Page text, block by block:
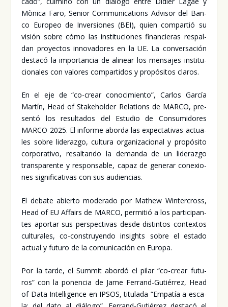
Mòni­ca Faro, Senior Com­mu­ni­ca­tions Advi­sor del Ban­
co Euro­peo de Inver­sio­nes (BEI), quien com­par­tió su
visión sobre cómo las ins­ti­tu­cio­nes finan­cie­ras res­pal­
dan pro­yec­tos inno­va­do­res en la UE. La con­ver­sa­ción
des­ta­có la impor­tan­cia de ali­near los men­sa­jes ins­ti­tu­
cio­na­les con valo­res com­par­ti­dos y pro­pó­si­tos cla­ros.
En el eje de “co-crear cono­ci­mien­to”, Car­los Gar­cía
Mar­tín, Head of Sta­kehol­der Rela­tions de MAR­CO, pre­
sen­tó los resul­ta­dos del Estu­dio de Con­su­mi­do­res
MAR­CO 2025. El infor­me abor­da las expec­ta­ti­vas actua­
les sobre lide­raz­go, cul­tu­ra orga­ni­za­cio­nal y pro­pó­si­to
cor­po­ra­ti­vo, resal­tan­do la deman­da de un lide­raz­go
trans­pa­ren­te y res­pon­sa­ble, capaz de gene­rar cone­xio­
nes sig­ni­fi­ca­ti­vas con sus audien­cias.
El deba­te abier­to mode­ra­do por Mathew Win­ter­cross,
Head of EU Affairs de MAR­CO, per­mi­tió a los par­ti­ci­pan­
tes apor­tar sus pers­pec­ti­vas des­de dis­tin­tos con­tex­tos
cul­tu­ra­les, co-cons­tru­yen­do insights sobre el esta­do
actual y futu­ro de la comu­ni­ca­ción en Euro­pa.
Por la tar­de, el Sum­mit abor­dó el pilar “co-crear futu­
ros” con la ponen­cia de Jame Ferrand-Gutié­rrez, Head
of Data Inte­lli­gen­ce en IPSOS, titu­la­da “Empa­tía a esca­